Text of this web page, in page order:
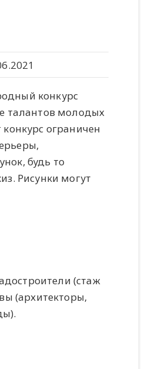
конкурс
талантов молодых
ограничен
будь то
Рисунки могут
(стаж
(архитекторы,